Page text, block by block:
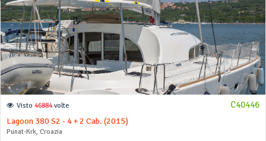
C40446
Visto 46884volte
Lagoon 380 S2 - 4 + 2 Cab. (2015)
Punat-Krk, Croazia